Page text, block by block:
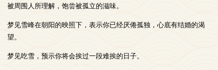
被周围人所理解，饱尝被孤立的滋味。
梦见雪峰在朝阳的映照下，表示你已经厌倦孤独，心底有结婚的渴
望。
梦见吃雪，预示你将会挨过一段难挨的日子。